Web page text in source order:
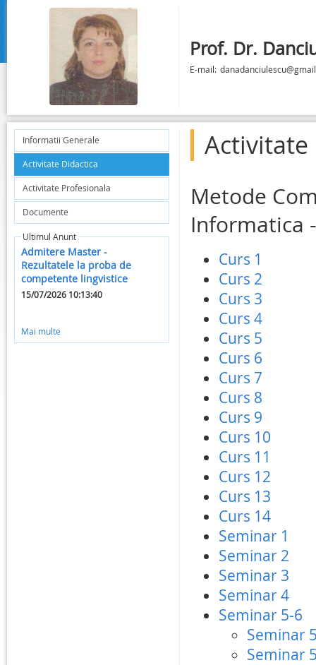
Prof. Dr.
E-mail:
Informatii Generale
Activitate Didactica
Activitate Profesionala
Documente
Ultimul Anunt
Admitere Master -
Rezultatele la proba de
competente lingvistice
15/07/2026 10:13:40
Mai multe
Activitate
Metode
Informatica
Curs 1
Curs 2
Curs 3
Curs 4
Curs 5
Curs 6
Curs 7
Curs 8
Curs 9
Curs 10
Curs 11
Curs 12
Curs 13
Curs 14
Seminar 1
Seminar 2
Seminar 3
Seminar 4
Seminar 5-6
Seminar
Seminar